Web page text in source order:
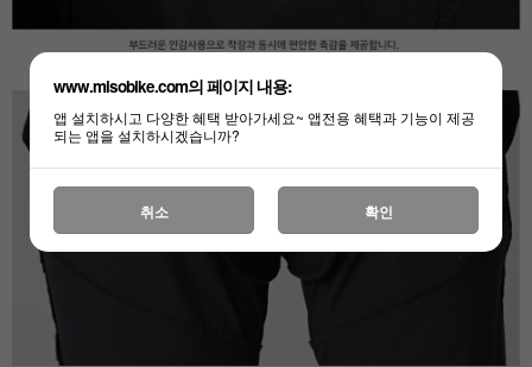
www.misobike.com의 페이지 내용:
앱 설치하시고 다양한 혜택 받아가세요~ 앱전용 혜택과 기능이 제공
되는 앱을 설치하시겠습니까?
취소 확인